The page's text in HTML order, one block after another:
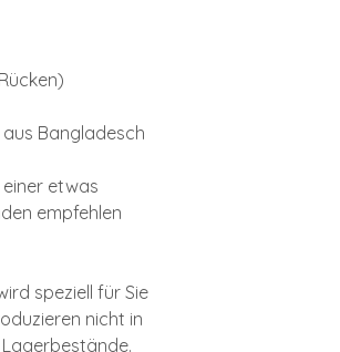
Bangladesch
etwas
empfehlen
speziell für Sie
nicht in